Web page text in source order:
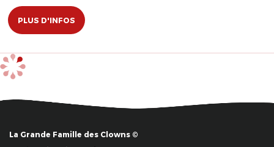
PLUS D'INFOS
La Grande Famille des Clowns ©